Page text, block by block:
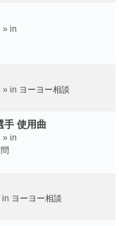
» in
» in ヨーヨー相談
使用曲
» in
in ヨーヨー相談